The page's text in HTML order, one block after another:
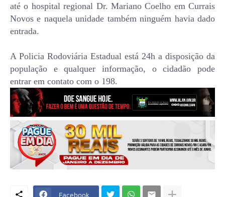
até o hospital regional Dr. Mariano Coelho em Currais
Novos e naquela unidade também ninguém havia dado
entrada.
A Policia Rodoviária Estadual está 24h a disposição da
população e qualquer informação, o cidadão pode
entrar em contato com o 198.
Facebook